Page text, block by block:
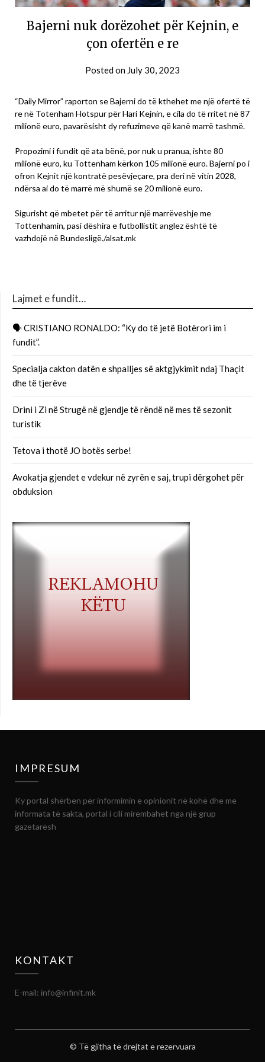
Bajerni nuk dorëzohet për Kejnin, e
çon ofertën e re
Posted on July 30, 2023
“Daily Mirror” raporton se Bajerni do të kthehet me një ofertë të
re në Totenham Hotspur për Hari Kejnin, e cila do të rritet në 87
milionë euro, pavarësisht dy refuzimeve që kanë marrë tashmë.
Propozimi i fundit që ata bënë, por nuk u pranua, ishte 80
milionë euro, ku Tottenham kërkon 105 milionë euro. Bajerni po i
ofron Kejnit një kontratë pesëvjeçare, pra deri në vitin 2028,
ndërsa ai do të marrë më shumë se 20 milionë euro.
Sigurisht që mbetet për të arritur një marrëveshje me
Tottenhamin, pasi dëshira e futbollistit anglez është të
vazhdojë në Bundesligë./alsat.mk
Lajmet e fundit…
🗣 CRISTIANO RONALDO: “Ky do të jetë Botërori im i
fundit”.
Specialja cakton datën e shpalljes së aktgjykimit ndaj Thaçit
dhe të tjerëve
Drini i Zi në Strugë në gjendje të rëndë në mes të sezonit
turistik
Tetova i thotë JO botës serbe!
Avokatja gjendet e vdekur në zyrën e saj, trupi dërgohet për
obduksion
IMPRESUM
Ky portal shërben për informimin e opinionit në kohë dhe me
informata të sakta, portal i cili mirëmbahet nga një grup
gazetarësh
KONTAKT
E-mail: info@infinit.mk
© Të gjitha të drejtat e rezervuara